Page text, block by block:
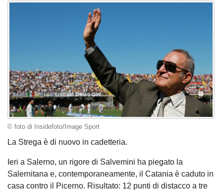
© foto di Insidefoto/Image Sport
La Strega è di nuovo in cadetteria.
Ieri a Salerno, un rigore di Salvemini ha piegato la
Salernitana e, contemporaneamente, il Catania è caduto in
casa contro il Picerno. Risultato: 12 punti di distacco a tre